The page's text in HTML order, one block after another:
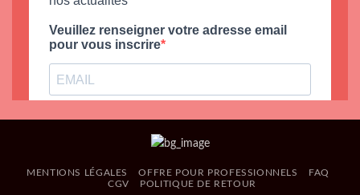
MENTIONS LÉGALES OFFRE POUR PROFESSIONNELS
FAQ
CGV
POLITIQUE DE RETOUR